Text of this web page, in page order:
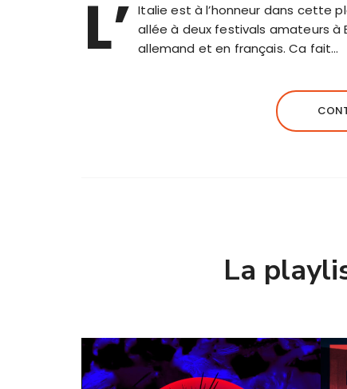
L’ Italie est à l’honneur dans cette
allée à deux festivals amateurs à
allemand et en français. Ca fait…
La